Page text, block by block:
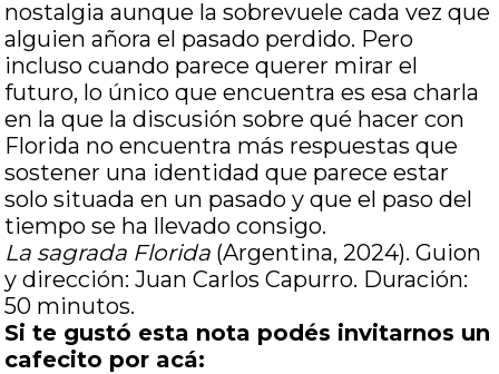
nostalgia aunque la sobrevuele cada vez que
alguien añora el pasado perdido. Pero
incluso cuando parece querer mirar el
futuro, lo único que encuentra es esa charla
en la que la discusión sobre qué hacer con
Florida no encuentra más respuestas que
sostener una identidad que parece estar
solo situada en un pasado y que el paso del
tiempo se ha llevado consigo.
La sagrada Florida (Argentina, 2024). Guion
y dirección: Juan Carlos Capurro. Duración:
50 minutos.
Si te gustó esta nota podés invitarnos un
cafecito por acá: